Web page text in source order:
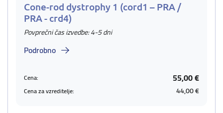
Cone-rod dystrophy 1 (cord1 – PRA /
PRA - crd4)
Povprečni čas izvedbe: 4-5 dni
Podrobno
Cena: 55,00 €
Cena za vzreditelje: 44,00 €